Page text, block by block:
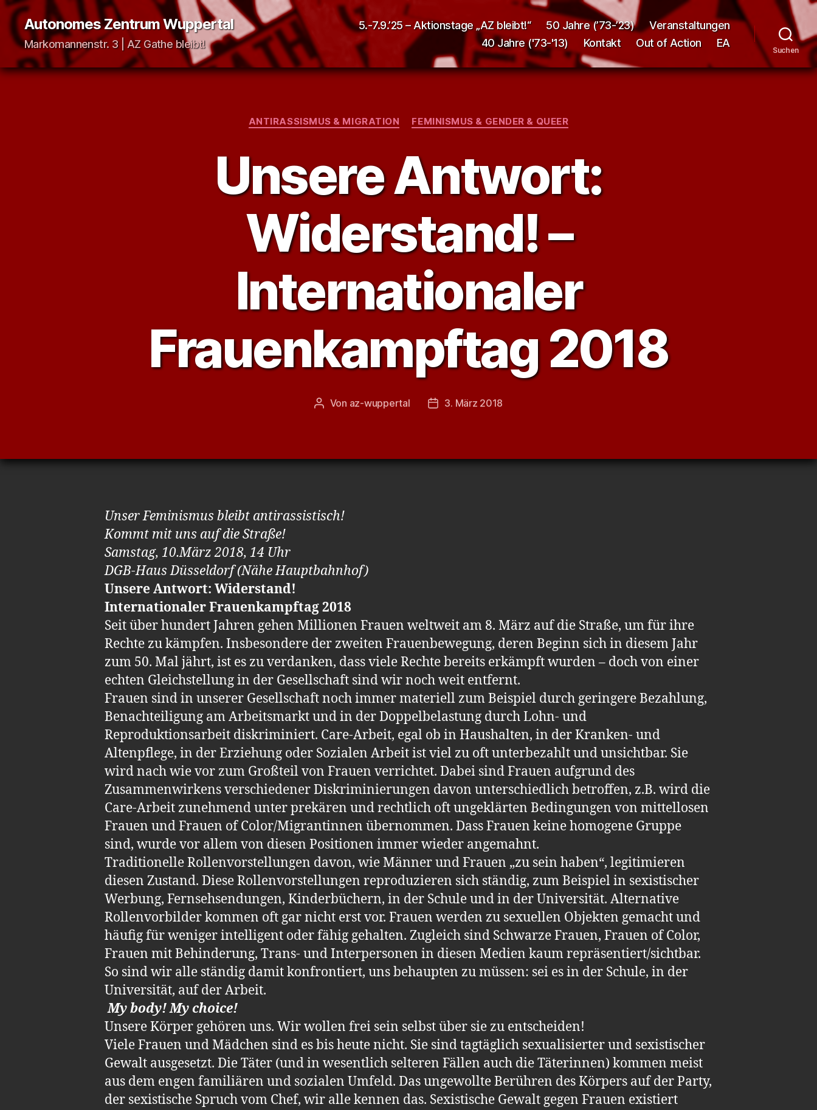
Autonomes Zentrum Wuppertal
Markomannenstr. 3 | AZ Gathe bleibt!
5.-7.9.’25 – Aktionstage „AZ bleibt!“ 50 Jahre (’73-’23)
Veranstaltungen
40 Jahre ('73-'13)
Kontakt Out of Action EA
Suchen
Kategorien
ANTIRASSISMUS & MIGRATION FEMINISMUS & GENDER & QUEER
Unsere Antwort:
Widerstand! –
Internationaler
Frauenkampftag 2018
Beitragsautor
Von az-wuppertal Veröffentlichungsdatum
3. März 2018
Unser Feminismus bleibt antirassistisch!
Kommt mit uns auf die Straße!
Samstag, 10.März 2018, 14 Uhr
DGB-Haus Düsseldorf (Nähe Hauptbahnhof)
Unsere Antwort: Widerstand!
Internationaler Frauenkampftag 2018
Seit über hundert Jahren gehen Millionen Frauen weltweit am 8. März auf die Straße, um für ihre
Rechte zu kämpfen. Insbesondere der zweiten Frauenbewegung, deren Beginn sich in diesem Jahr
zum 50. Mal jährt, ist es zu verdanken, dass viele Rechte bereits erkämpft wurden – doch von einer
echten Gleichstellung in der Gesellschaft sind wir noch weit entfernt.
Frauen sind in unserer Gesellschaft noch immer materiell zum Beispiel durch geringere Bezahlung,
Benachteiligung am Arbeitsmarkt und in der Doppelbelastung durch Lohn- und
Reproduktionsarbeit diskriminiert. Care-Arbeit, egal ob in Haushalten, in der Kranken- und
Altenpflege, in der Erziehung oder Sozialen Arbeit ist viel zu oft unterbezahlt und unsichtbar. Sie
wird nach wie vor zum Großteil von Frauen verrichtet. Dabei sind Frauen aufgrund des
Zusammenwirkens verschiedener Diskriminierungen davon unterschiedlich betroffen, z.B. wird die
Care-Arbeit zunehmend unter prekären und rechtlich oft ungeklärten Bedingungen von mittellosen
Frauen und Frauen of Color/Migrantinnen übernommen. Dass Frauen keine homogene Gruppe
sind, wurde vor allem von diesen Positionen immer wieder angemahnt.
Traditionelle Rollenvorstellungen davon, wie Männer und Frauen „zu sein haben“, legitimieren
diesen Zustand. Diese Rollenvorstellungen reproduzieren sich ständig, zum Beispiel in sexistischer
Werbung, Fernsehsendungen, Kinderbüchern, in der Schule und in der Universität. Alternative
Rollenvorbilder kommen oft gar nicht erst vor. Frauen werden zu sexuellen Objekten gemacht und
häufig für weniger intelligent oder fähig gehalten. Zugleich sind Schwarze Frauen, Frauen of Color,
Frauen mit Behinderung, Trans- und Interpersonen in diesen Medien kaum repräsentiert/sichtbar.
So sind wir alle ständig damit konfrontiert, uns behaupten zu müssen: sei es in der Schule, in der
Universität, auf der Arbeit.
My body! My choice!
Unsere Körper gehören uns. Wir wollen frei sein selbst über sie zu entscheiden!
Viele Frauen und Mädchen sind es bis heute nicht. Sie sind tagtäglich sexualisierter und sexistischer
Gewalt ausgesetzt. Die Täter (und in wesentlich selteren Fällen auch die Täterinnen) kommen meist
aus dem engen familiären und sozialen Umfeld. Das ungewollte Berühren des Körpers auf der Party,
der sexistische Spruch vom Chef, wir alle kennen das. Sexistische Gewalt gegen Frauen existiert